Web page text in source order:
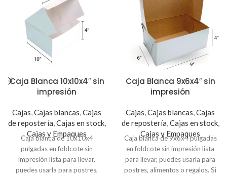
Caja Blanca 10x10x4″ sin
impresión
Cajas,Cajas blancas,Cajas
de repostería,Cajas en stock,
Cajas y Empaques
Caja blanca de 10x10x4
pulgadas en foldcote sin
impresión lista para llevar,
puedes usarla para postres,
Caja Blanca 9x6x4″ sin
impresión
Cajas,Cajas blancas,Cajas
de repostería,Cajas en stock,
Cajas y Empaques
Caja blanca de 9x6x4 pulgadas
en foldcote sin impresión lista
para llevar, puedes usarla para
postres, alimentos o regalos. Si